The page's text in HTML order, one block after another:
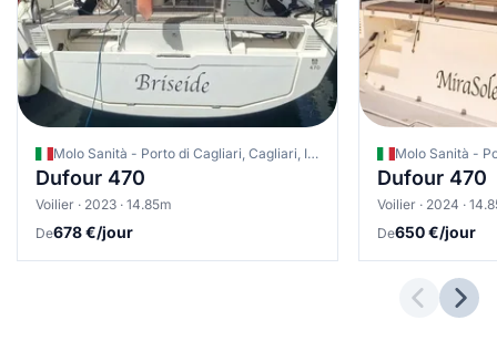
Molo Sanità - Porto di Cagliari, Cagliari, Italie
Dufour 470
Voilier · 2023 · 14.85m
De678 €/jour
Dufour 470
Voilier · 2024 ·
De650 €/jour